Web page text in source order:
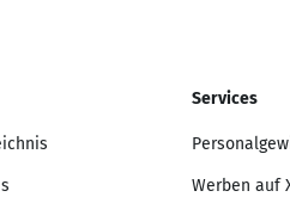
Services
Werben auf